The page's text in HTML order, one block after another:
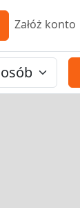
Załóż konto